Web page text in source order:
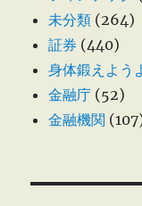
未分類 (264)
証券 (440)
身体鍛えよう
金融庁 (52)
金融機関